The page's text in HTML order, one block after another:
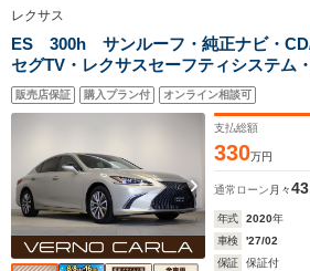
レクサス
ES 300h サンルーフ・純正ナビ・
セグTV・レクサスセーフティシステム
ー・本革シート・パワーシート・シート
ー・スマートキー・純正AW・ステアヒ
販売店保証 購入プラン付 オンライン相談可
支払総額
330万円
通常ローン 月々
年式 2020年
車検
'27/02
保証
保証付